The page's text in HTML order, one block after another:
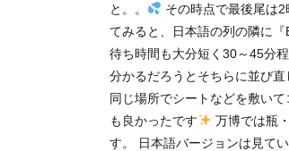
と。。
その時点で最後尾は
てみると、日本語の列の隣に
待ち時間も大分短く30～45分
分かるだろうとそちらに並び
同じ場所でシートなどを敷い
も良かったです
万博では瓶
す。 日本語バージョンは見て